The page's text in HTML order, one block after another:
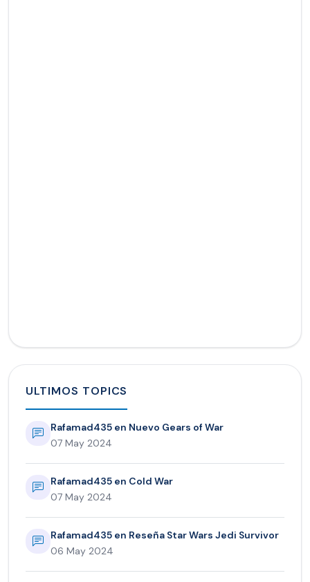
ULTIMOS TOPICS
Rafamad435 en Nuevo Gears of War
07 May 2024
Rafamad435 en Cold War
07 May 2024
Rafamad435 en Reseña Star Wars Jedi Survivor
06 May 2024